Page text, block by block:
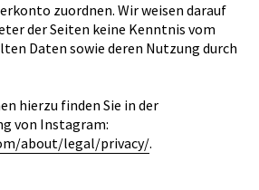
zuordnen. Wir weisen darauf
der Seiten keine Kenntnis vom
Daten sowie deren Nutzung durch
hierzu finden Sie in der
von Instagram:
about/legal/privacy/.